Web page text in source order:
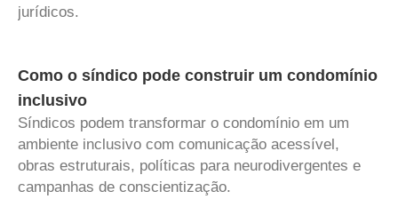
jurídicos.
Como o síndico pode construir um condomínio
inclusivo
Síndicos podem transformar o condomínio em um
ambiente inclusivo com comunicação acessível,
obras estruturais, políticas para neurodivergentes e
campanhas de conscientização.